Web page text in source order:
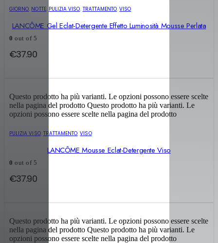
GIORNO NOTTE, PULIZIA VISO, TRATTAMENTO,VISO
LANCÔME Gel Eclat-Detergente Effetto Luminosità Mousse Perlata
0 out of 5
€37.90
Questo prodotto ha più varianti. Le opzioni possono essere scelte
nella pagina del prodotto Questo prodotto ha più varianti. Le
opzioni possono essere scelte nella pagina del prodotto
PULIZIA VISO, TRATTAMENTO,VISO
LANCÔME Mousse Eclat-Detergente Viso
0 out of 5
€37.90
Questo prodotto ha più varianti. Le opzioni possono essere scelte
nella pagina del prodotto Questo prodotto ha più varianti. Le
opzioni possono essere scelte nella pagina del prodotto